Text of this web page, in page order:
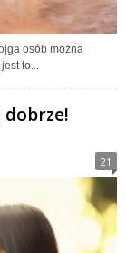
osób można
to...
dobrze!
21